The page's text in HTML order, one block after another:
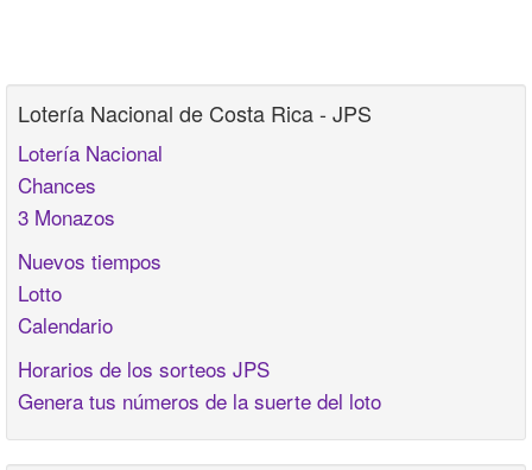
Lotería Nacional de Costa Rica - JPS
Lotería Nacional
Chances
3 Monazos
Nuevos tiempos
Lotto
Calendario
Horarios de los sorteos JPS
Genera tus números de la suerte del loto